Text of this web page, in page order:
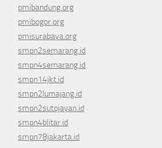
pmibandung.org
pmibogor.org
pmisurabaya.org
smpn2semarang.id
smpn4semarang.id
smpn14jkt.id
smpn2lumajang.id
smpn2sutojayan.id
smpn4blitar.id
smpn78jakarta.id